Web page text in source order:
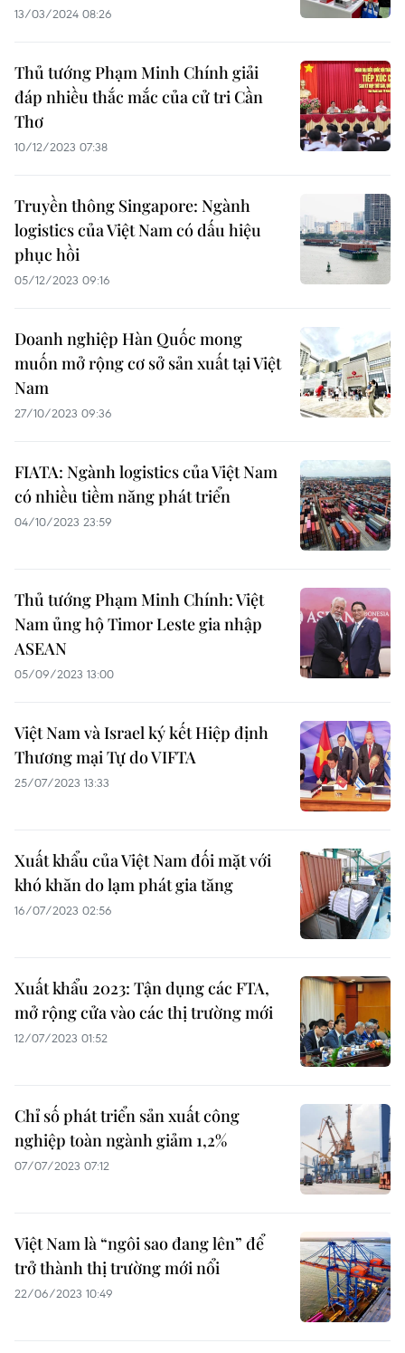
13/03/2024 08:26
Thủ tướng Phạm Minh Chính giải
đáp nhiều thắc mắc của cử tri Cần
Thơ
10/12/2023 07:38
Truyền thông Singapore: Ngành
logistics của Việt Nam có dấu hiệu
phục hồi
05/12/2023 09:16
Doanh nghiệp Hàn Quốc mong
muốn mở rộng cơ sở sản xuất tại Việt
Nam
27/10/2023 09:36
FIATA: Ngành logistics của Việt Nam
có nhiều tiềm năng phát triển
04/10/2023 23:59
Thủ tướng Phạm Minh Chính: Việt
Nam ủng hộ Timor Leste gia nhập
ASEAN
05/09/2023 13:00
Việt Nam và Israel ký kết Hiệp định
Thương mại Tự do VIFTA
25/07/2023 13:33
Xuất khẩu của Việt Nam đối mặt với
khó khăn do lạm phát gia tăng
16/07/2023 02:56
Xuất khẩu 2023: Tận dụng các FTA,
mở rộng cửa vào các thị trường mới
12/07/2023 01:52
Chỉ số phát triển sản xuất công
nghiệp toàn ngành giảm 1,2%
07/07/2023 07:12
Việt Nam là “ngôi sao đang lên” để
trở thành thị trường mới nổi
22/06/2023 10:49